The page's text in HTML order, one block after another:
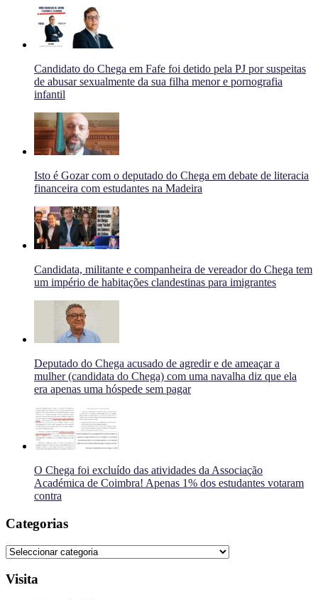
Candidato do Chega em Fafe foi detido pela PJ por suspeitas
de abusar sexualmente da sua filha menor e pornografia
infantil
Isto é Gozar com o deputado do Chega em debate de literacia
financeira com estudantes na Madeira
Candidata, militante e companheira de vereador do Chega tem
um império de habitações clandestinas para imigrantes
Deputado do Chega acusado de agredir e de ameaçar a
mulher (candidata do Chega) com uma navalha diz que ela
era apenas uma hóspede sem pagar
O Chega foi excluído das atividades da Associação
Académica de Coimbra! Apenas 1% dos estudantes votaram
contra
Categorias
Categorias
Visita